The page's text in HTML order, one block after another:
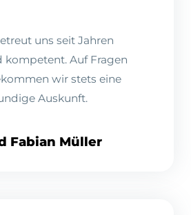
uns seit Jahren
kompetent. Auf Fragen
wir stets eine
Auskunft.
Fabian Müller